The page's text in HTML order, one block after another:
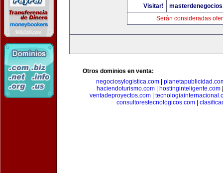
Visitar!
Serán consideradas
Otros dominios en venta:
negociosylogistica.com|
haciendoturismo.com
hostinginteligente.com
ventadeproyectos.com|
consultorestecnologicos.com